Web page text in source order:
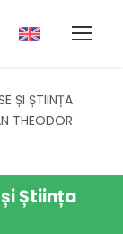
ȘI ȘTIINȚA
THEODOR
Știința